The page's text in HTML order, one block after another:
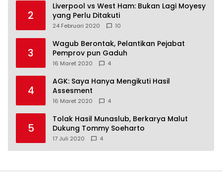
2
Liverpool vs West Ham: Bukan Lagi Moyesy
yang Perlu Ditakuti
24 Februari 2020 10
3
Wagub Berontak, Pelantikan Pejabat
Pemprov pun Gaduh
16 Maret 2020 4
4
AGK: Saya Hanya Mengikuti Hasil
Assesment
16 Maret 2020 4
5
Tolak Hasil Munaslub, Berkarya Malut
Dukung Tommy Soeharto
17 Juli 2020 4